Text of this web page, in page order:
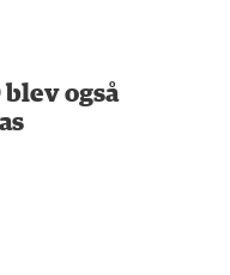
blev også